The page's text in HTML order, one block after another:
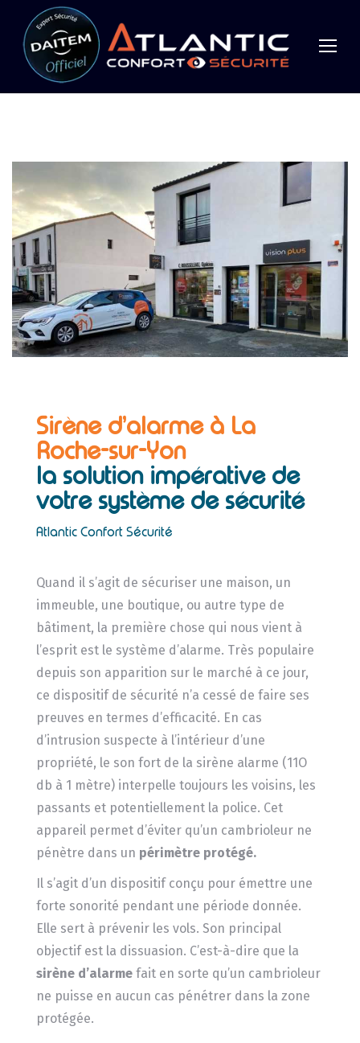
Sirène d’alarme à La
Roche-sur-Yon
la solution impérative de
votre système de sécurité
Atlantic Confort Sécurité
Quand il s’agit de sécuriser une maison, un
immeuble, une boutique, ou autre type de
bâtiment, la première chose qui nous vient à
l’esprit est le système d’alarme. Très populaire
depuis son apparition sur le marché à ce jour,
ce dispositif de sécurité n’a cessé de faire ses
preuves en termes d’efficacité. En cas
d’intrusion suspecte à l’intérieur d’une
propriété, le son fort de la sirène alarme (11O
db à 1 mètre) interpelle toujours les voisins, les
passants et potentiellement la police. Cet
appareil permet d’éviter qu’un cambrioleur ne
pénètre dans un périmètre protégé.
Il s’agit d’un dispositif conçu pour émettre une
forte sonorité pendant une période donnée.
Elle sert à prévenir les vols. Son principal
objectif est la dissuasion. C’est-à-dire que la
sirène d’alarmefait en sorte qu’un cambrioleur
ne puisse en aucun cas pénétrer dans la zone
protégée.